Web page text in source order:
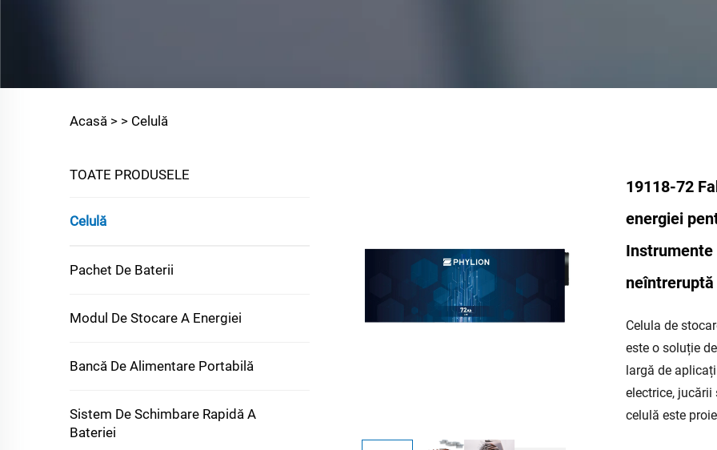
Acasă > > Celulă
TOATE PRODUSELE
Celulă
Pachet De Baterii
Modul De Stocare A Energiei
Bancă De Alimentare Portabilă
Sistem De Schimbare Rapidă A
Bateriei
19118-72
energiei
Instrumente
neîntreruptă
Celula de
este o soluție
largă de
electrice,
celulă este